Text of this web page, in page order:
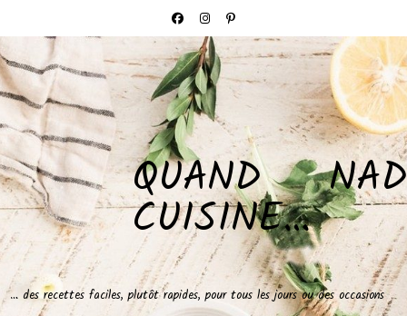
QUAND NAD
CUISINE…
… des recettes faciles, plutôt rapides, pour tous les jours ou des occasions